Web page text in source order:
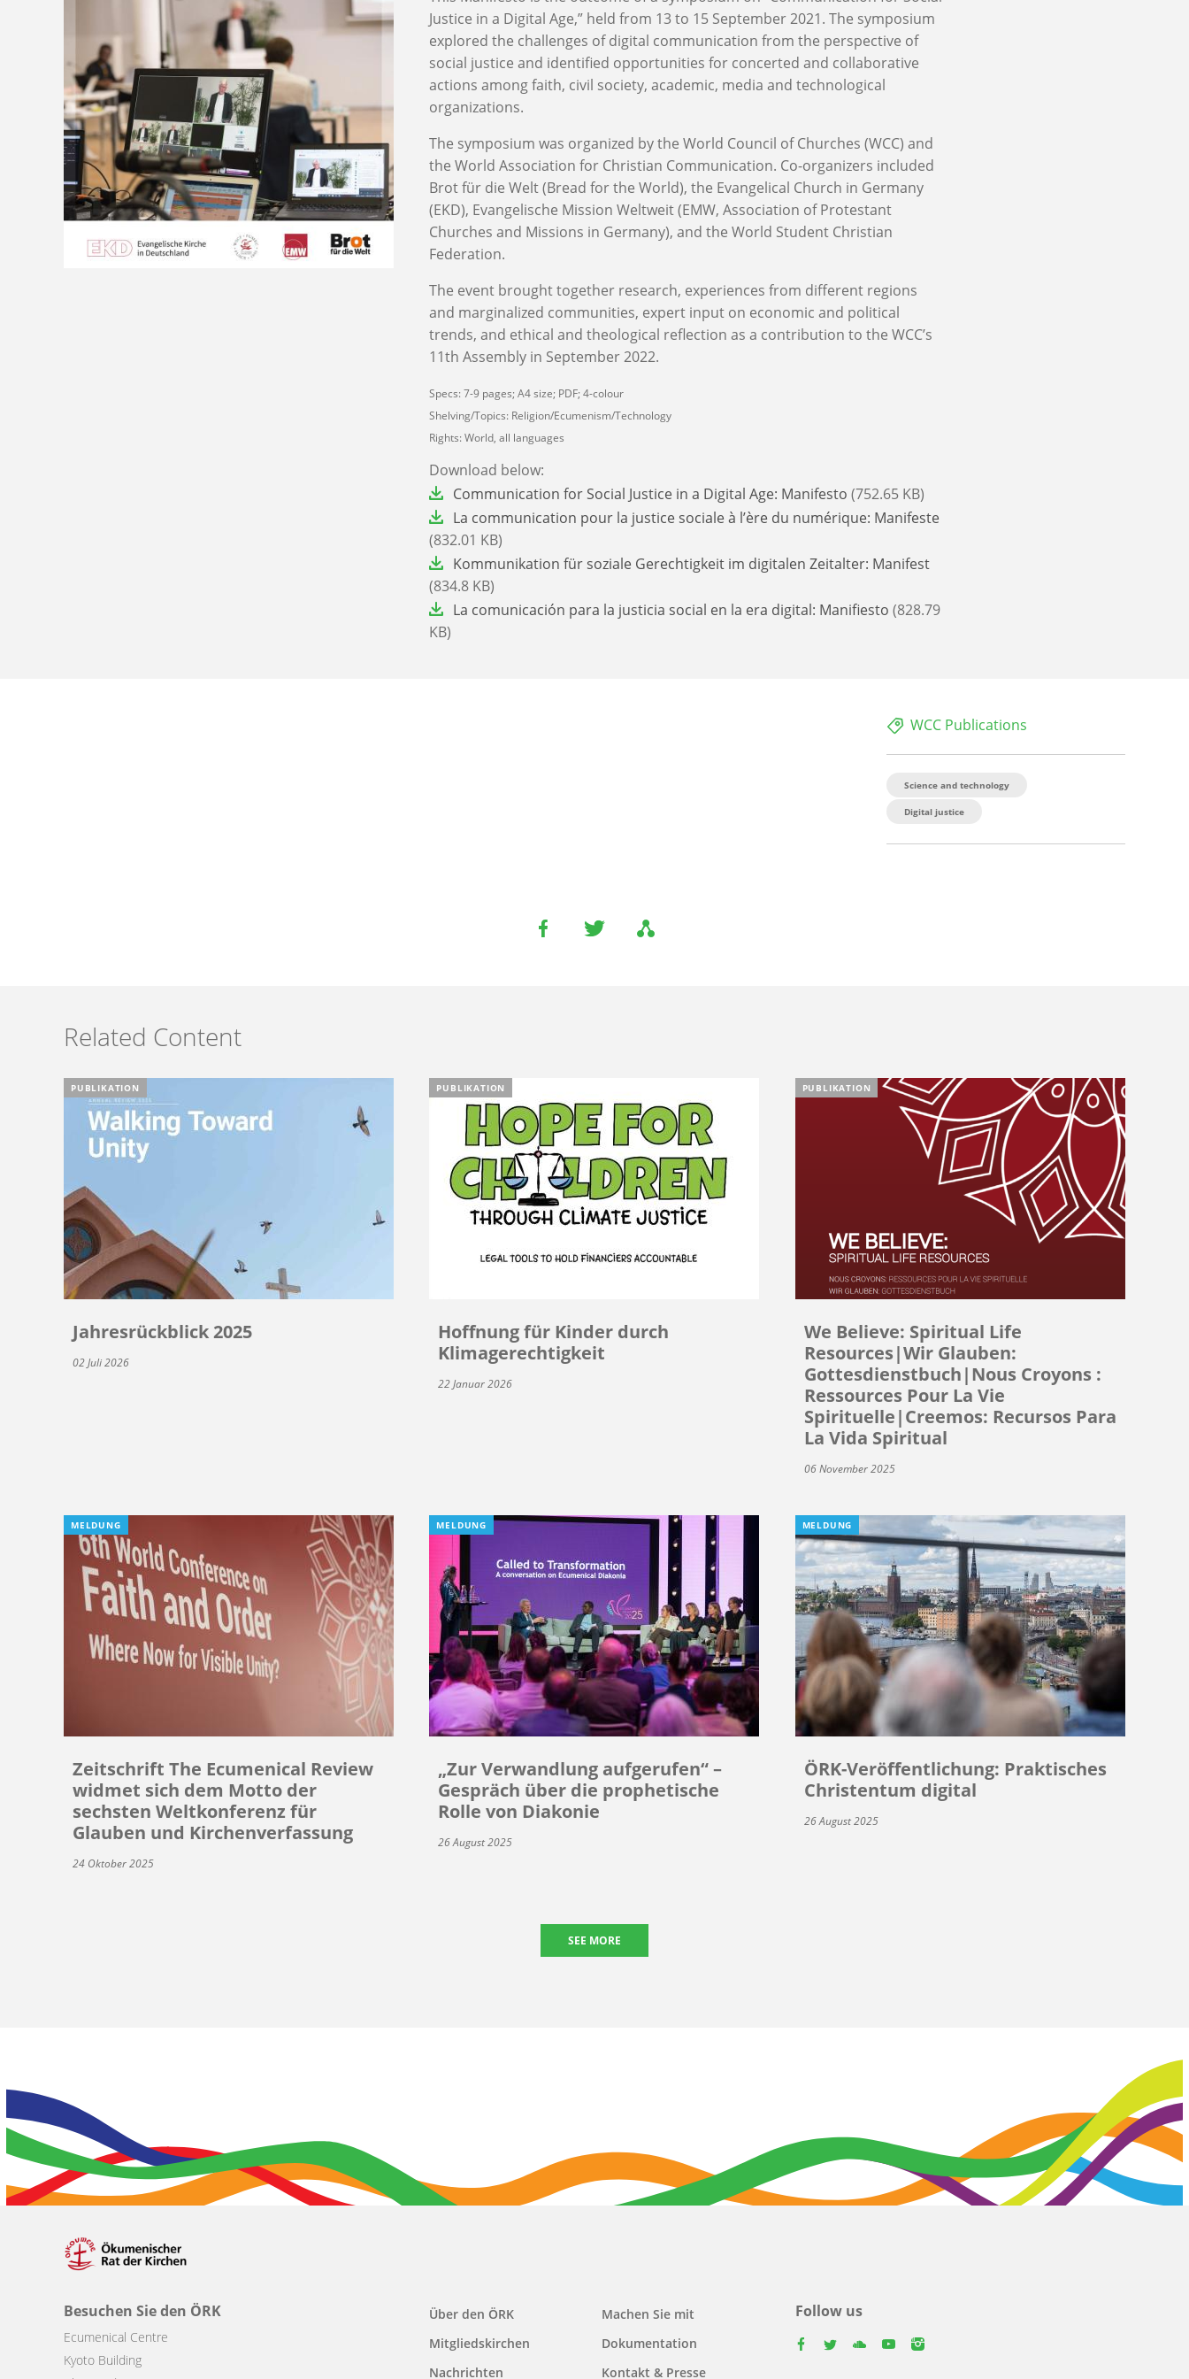
Justice in a Digital Age,” held from 13 to 15 September 2021. The symposium
explored the challenges of digital communication from the perspective of
social justice and identified opportunities for concerted and collaborative
actions among faith, civil society, academic, media and technological
organizations.
The symposium was organized by the World Council of Churches (WCC) and
the World Association for Christian Communication. Co-organizers included
Brot fur die Welt (Bread for the World), the Evangelical Church in Germany
(EKD), Evangelische Mission Weltweit (EMW, Association of Protestant
Churches and Missions in Germany), and the World Student Christian
Federation.
The event brought together research, experiences from different regions
and marginalized communities, expert input on economic and political
trends, and ethical and theological reflection as a contribution to the WCC’s
11th Assembly in September 2022.
Specs: 7-9 pages; A4 size; PDF; 4-colour
Shelving/Topics: Religion/Ecumenism/Technology
Rights: World, all languages
Download below:
File Communication for Social Justice in a Digital Age: Manifesto (752.65 KB)
File La communication pour la justice sociale à l’ère du numérique: Manifeste
(832.01 KB)
File Kommunikation für soziale Gerechtigkeit im digitalen Zeitalter: Manifest
(834.8 KB)
File La comunicación para la justicia social en la era digital: Manifiesto (828.79
KB)
WCC Publications
Science and technology
Digital justice
Related Content
PUBLIKATION
Jahresrückblick 2025
02 Juli 2026
PUBLIKATION
Hoffnung für Kinder durch
Klimagerechtigkeit
22 Januar 2026
PUBLIKATION
We Believe: Spiritual Life
Resources|Wir Glauben:
Gottesdienstbuch|Nous Croyons :
Ressources Pour La Vie
Spirituelle|Creemos: Recursos Para
La Vida Spiritual
06 November 2025
MELDUNG
Zeitschrift The Ecumenical Review
widmet sich dem Motto der
sechsten Weltkonferenz für
Glauben und Kirchenverfassung
24 Oktober 2025
MELDUNG
„Zur Verwandlung aufgerufen“ –
Gespräch über die prophetische
Rolle von Diakonie
26 August 2025
MELDUNG
ÖRK-Veröffentlichung: Praktisches
Christentum digital
26 August 2025
SEE MORE
Besuchen Sie den ÖRK
Ecumenical Centre
Kyoto Building
Main
navigation
Über den ÖRK
Mitgliedskirchen
Nachrichten
Machen Sie mit
Dokumentation
Kontakt & Presse
Follow us